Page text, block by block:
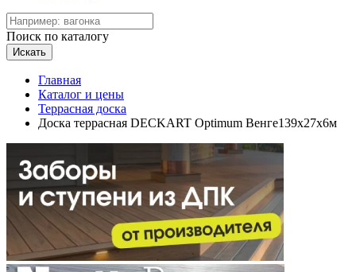
Поиск по каталогу
Искать
Главная
Каталог и цены
Террасная доска
Доска террасная DECKART Optimum Венге139х27х6м